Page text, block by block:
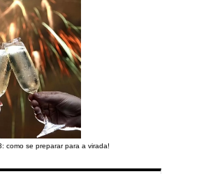
como se preparar para a virada!